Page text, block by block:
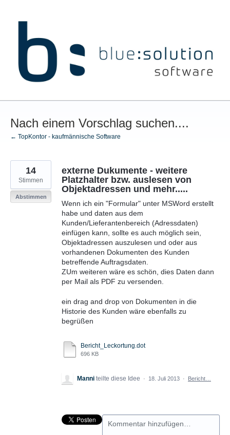
Nach einem Vorschlag suchen....
← TopKontor - kaufmännische Software
externe Dukumente - weitere
Platzhalter bzw. auslesen von
Objektadressen und mehr.....
Wenn ich ein "Formular" unter MSWord erstellt
habe und daten aus dem
Kunden/Lieferantenbereich (Adressdaten)
einfügen kann, sollte es auch möglich sein,
Objektadressen auszulesen und oder aus
vorhandenen Dokumenten des Kunden
betreffende Auftragsdaten.
ZUm weiteren wäre es schön, dies Daten dann
per Mail als PDF zu versenden.
ein drag and drop von Dokumenten in die
Historie des Kunden wäre ebenfalls zu
begrüßen
Bericht_Leckortung.dot
696 KB
14
Stimmen
Abstimmen
Manni teilte diese Idee · 18. Juli 2013 · Bericht…
Kommentar hinzufügen…